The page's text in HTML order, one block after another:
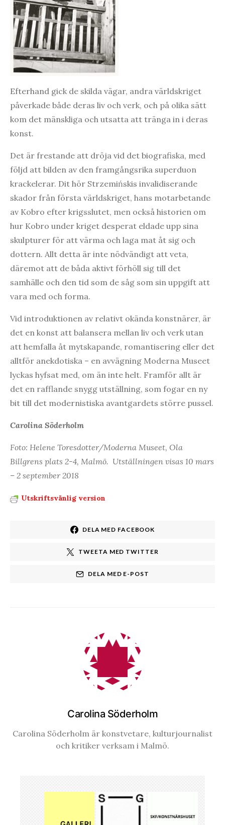
Efterhand gick de skilda vägar, andra världskriget
påverkade både deras liv och verk, och på olika sätt
kom det mänskliga och utsatta att tränga in i deras
konst.
Det är frestande att dröja vid det biografiska, med
följd att bilden av den framgångsrika superduon
krackelerar. Dit hör Strzemińskis invalidiserande
skador från första världskriget, hans motarbetande
av Kobro efter krigsslutet, men också historien om
hur Kobro under kriget desperat eldade upp sina
skulpturer för att värma och laga mat åt sig och
dottern. Allt detta är inte nödvändigt att veta,
däremot att de båda aktivt förhöll sig till det
samhälle och den tid som de såg som sin uppgift att
vara med och forma.
Vid introduktionen av relativt okända konstnärer, är
det en konst att balansera mellan liv och verk utan
att hemfalla åt mytskapande, romantisering eller det
alltför anekdotiska – en avvägning Moderna Museet
lyckas hyfsat med, om än inte helt. Framför allt är
det en rafflande snygg utställning, som fogar en ny
bit till det modernistiska avantgardets större pussel.
Carolina Söderholm
Foto: Helene Toresdotter/Moderna Museet, Ola
Billgrens plats 2-4, Malmö. Utställningen visas 10 mars
– 2 september 2018
Utskriftsvänlig version
DELA MED FACEBOOK
TWEETA MED TWITTER
DELA MED E-POST
Carolina Söderholm
Carolina Söderholm är konstvetare, kulturjournalist
och kritiker verksam i Malmö.